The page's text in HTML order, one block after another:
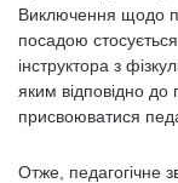
Виключення щодо
посадою
інструктора з
яким відповідно
присвоюватися
Отже, педагогічне